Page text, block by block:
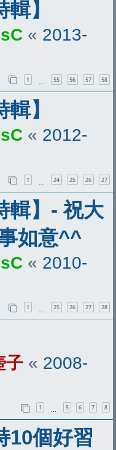
】
« 2013-
1 … 55 56 57 58
】
« 2012-
1 24 25 26 27
輯】- 祝大
如意^^
« 2010-
1 25 26 27 28
子 « 2008-
1 … 5 6 7 8
10個好習